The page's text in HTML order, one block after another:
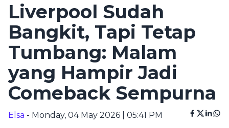
Liverpool Sudah
Bangkit, Tapi Tetap
Tumbang: Malam
yang Hampir Jadi
Comeback Sempurna
Elsa - Monday, 04 May 2026 | 05:41 PM